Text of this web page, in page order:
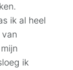
ik al heel
ik